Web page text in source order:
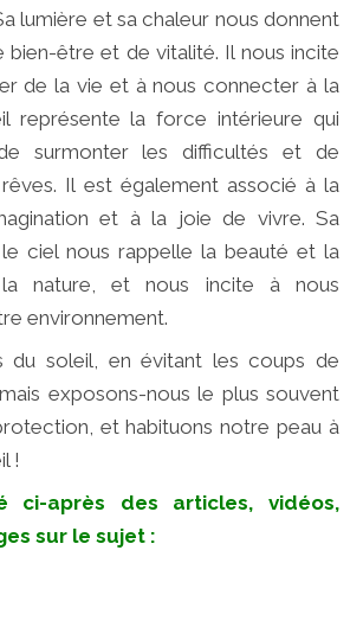
lumière et sa chaleur nous donnent
bien-être et de vitalité. Il nous incite
de la vie et à nous connecter à la
représente la force intérieure qui
surmonter les difficultés et de
Il est également associé à la
et à la joie de vivre. Sa
ciel nous rappelle la beauté et la
nature, et nous incite à nous
environnement.
du soleil, en évitant les coups de
exposons-nous le plus souvent
et habituons notre peau à
!
ci-après des articles, vidéos,
sur le sujet :